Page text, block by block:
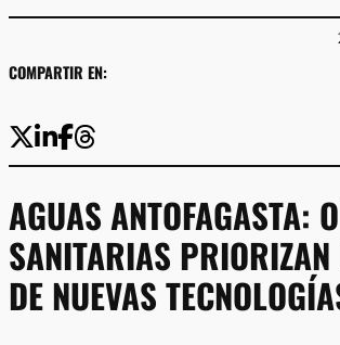
COMPARTIR EN:
AGUAS ANTOFAGASTA:
SANITARIAS PRIORIZAN
DE NUEVAS